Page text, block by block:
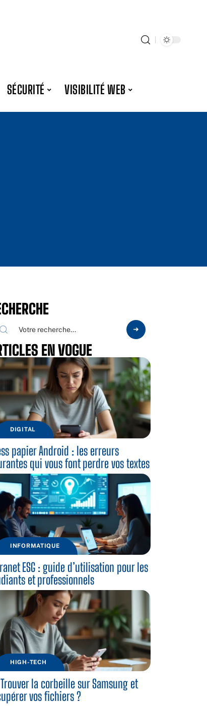
SÉCURITÉ VISIBILITÉ WEB
EN VOGUE
DIGITAL
papier Android : les erreurs
qui vous font perdre vos textes
INFORMATIQUE
ESG : guide d’utilisation pour les
et professionnels
HIGH-TECH
la corbeille sur Samsung et
vos fichiers ?